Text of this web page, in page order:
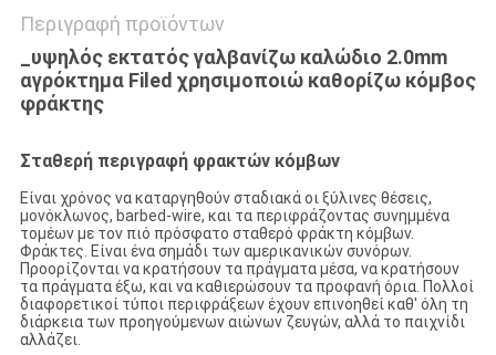
Περιγραφή προϊόντων
_υψηλός εκτατός γαλβανίζω καλώδιο 2.0mm
αγρόκτημα Filed χρησιμοποιώ καθορίζω κόμβος
φράκτης
Σταθερή περιγραφή φρακτών κόμβων
Είναι χρόνος να καταργηθούν σταδιακά οι ξύλινες θέσεις,
μονόκλωνος, barbed-wire, και τα περιφράζοντας συνημμένα
τομέων με τον πιό πρόσφατο σταθερό φράκτη κόμβων.
Φράκτες. Είναι ένα σημάδι των αμερικανικών συνόρων.
Προορίζονται να κρατήσουν τα πράγματα μέσα, να κρατήσουν
τα πράγματα έξω, και να καθιερώσουν τα προφανή όρια. Πολλοί
διαφορετικοί τύποι περιφράξεων έχουν επινοηθεί καθ' όλη τη
διάρκεια των προηγούμενων αιώνων ζευγών, αλλά το παιχνίδι
αλλάζει.